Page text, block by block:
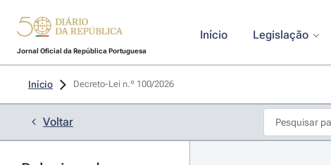
Jornal Oficial da República Portuguesa
Início Legislação
Início Decreto-Lei n.º 100/2026
Voltar